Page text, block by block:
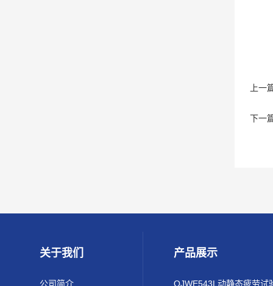
上一
下一
关于我们
公司简介
产品展示
QJWE543L动静态疲劳试